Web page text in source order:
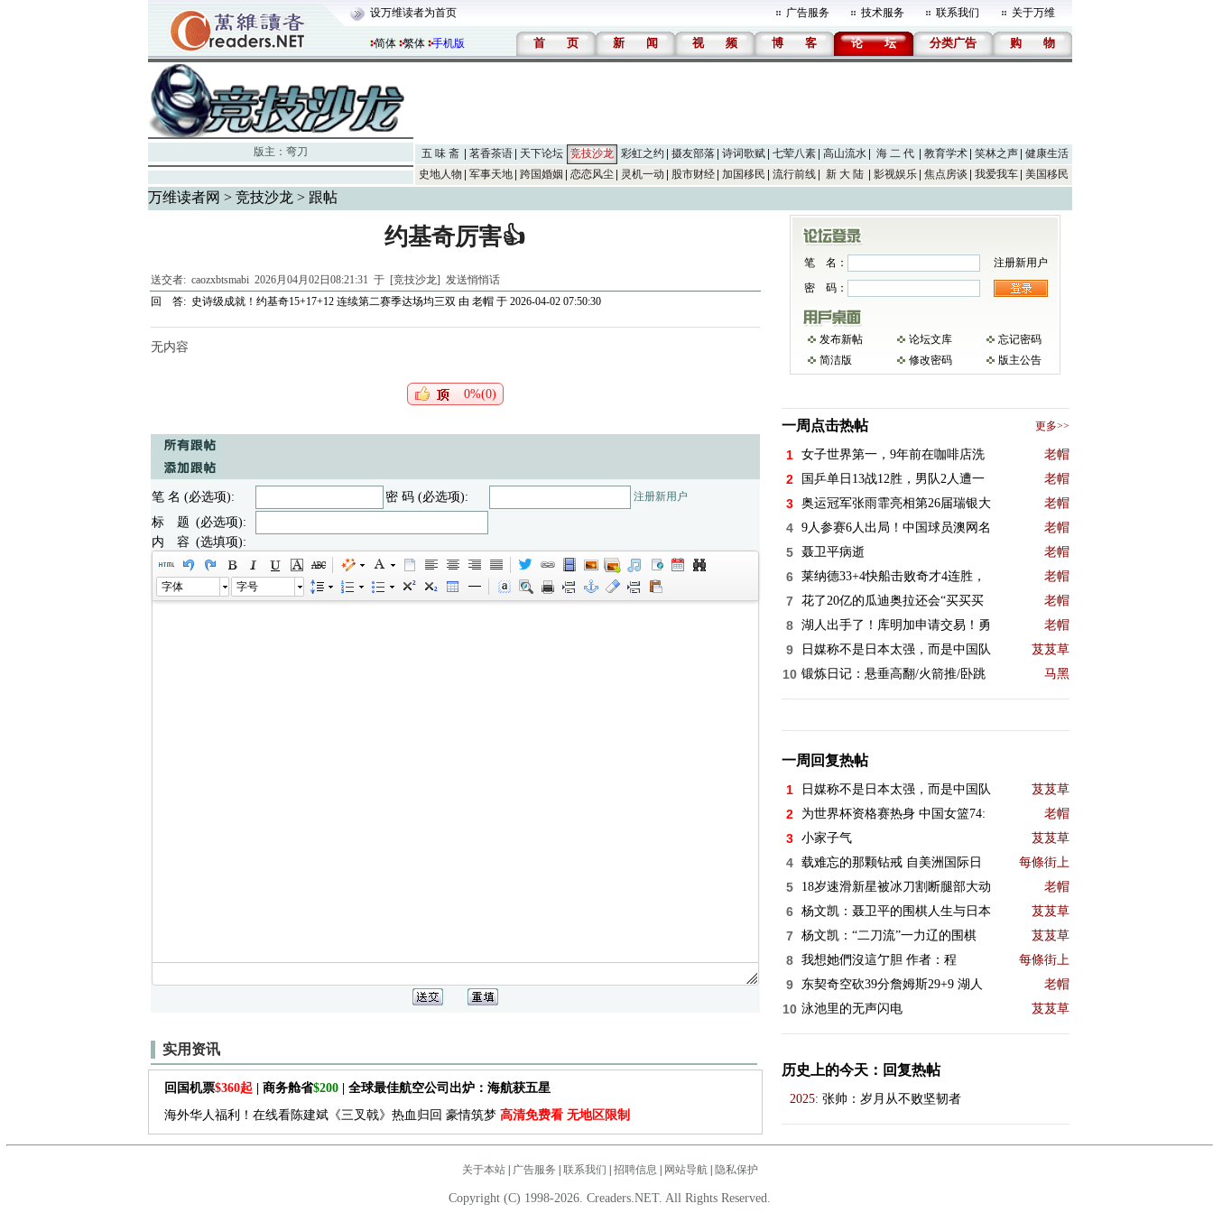
设万维读者为首页 广告服务 技术服务 联系我们 关于万维
简体 繁体 手机版 首 页 新 闻 视 频 博 客 论 坛 分类广告 购 物
版主： 弯刀 五 味 斋 茗香茶语 天下论坛 竞技沙龙 彩虹之约 摄友部落 诗词歌赋 七荤八素 高山流水 海 二 代 教育学术 笑林之声
健康生活
史地人物
军事天地 跨国婚姻 恋恋风尘 灵机一动 股市财经 加国移民 流行前线 新 大 陆 影视娱乐 焦点房谈 我爱我车 美国移民
万维读者网 > 竞技沙龙 > 跟帖
约基奇厉害👍
送交者: caozxbtsmabi2026月04月02日08:21:31 于 [竞技沙龙] 发送悄悄话
回 答: 史诗级成就！约基奇15+17+12 连续第二赛季达场均三双 由 老帽于 2026-04-02 07:50:30
无内容
0%(0)
笔 名 (必选项): 密 码 (必选项): 注册新用户
标 题 (必选项):
内 容 (选填项):
字体 字号
实用资讯
回国机票$360起 | 商务舱省$200| 全球最佳航空公司出炉：海航获五星
海外华人福利！在线看陈建斌《三叉戟》热血归回 豪情筑梦 高清免费看 无地区限制
笔 名：
注册新用户
密 码：
发布新帖 论坛文库
忘记密码
简洁版
修改密码 版主公告
一周点击热帖 更多>>
1 女子世界第一，9年前在咖啡店洗 老帽
2 国乒单日13战12胜，男队2人遭一 老帽
3 奥运冠军张雨霏亮相第26届瑞银大 老帽
4 9人参赛6人出局！中国球员澳网名 老帽
5 聂卫平病逝 老帽
6 莱纳德33+4快船击败奇才4连胜， 老帽
7 花了20亿的瓜迪奥拉还会“买买买 老帽
8 湖人出手了！库明加申请交易！勇 老帽
9 日媒称不是日本太强，而是中国队 芨芨草
10 锻炼日记：悬垂高翻/火箭推/卧跳 马黑
一周回复热帖
1 日媒称不是日本太强，而是中国队 芨芨草
2 为世界杯资格赛热身 中国女篮74: 老帽
3 小家子气 芨芨草
4 载难忘的那颗钻戒 自美洲国际日 每條街上
5 18岁速滑新星被冰刀割断腿部大动 老帽
6 杨文凯：聂卫平的围棋人生与日本 芨芨草
7 杨文凯：“二刀流”一力辽的围棋 芨芨草
8 我想她們沒這亇胆 作者：程 每條街上
9 东契奇空砍39分詹姆斯29+9 湖人 老帽
10 泳池里的无声闪电 芨芨草
历史上的今天：回复热帖
2025: 张帅：岁月从不败坚韧者
关于本站| 广告服务 联系我们 招聘信息 网站导航| 隐私保护
Copyright (C) 1998-2026. Creaders.NET. All Rights Reserved.